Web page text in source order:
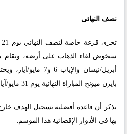
نصف النهائي
أبريل/نيسان والإياب
بايرن ميونخ المباراة النهائية يوم 31 مايو/آيار.
يذكر أن قاعدة أفضلية تسجيل الهدف
بها في الأدوار الإقصائية هذا الموسم.